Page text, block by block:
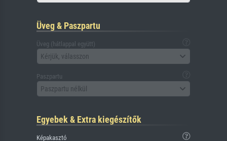
Üveg & Paszpartu
Üveg (hátlappal együtt)
Kérjük, válasszon
Paszpartu
Paszpartu nélkül
Egyebek & Extra kiegészítők
Képakasztó